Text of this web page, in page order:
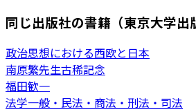
同じ出版社の書籍（東京大学出
政治思想における西欧と日本
南原繁先生古稀記念
福田歓一
法学一般・民法・商法・刑法・司法